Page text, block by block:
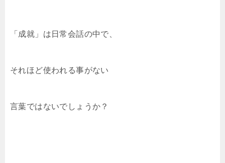
o
k
「成就」は日常会話の中で、
それほど使われる事がない
言葉ではないでしょうか？